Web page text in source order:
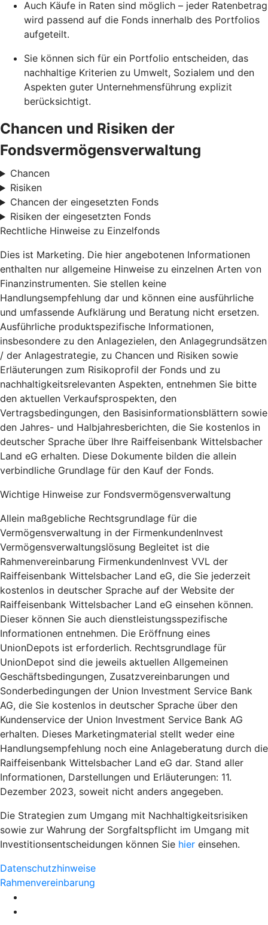
Auch Käufe in Raten sind möglich – jeder Ratenbetrag
wird passend auf die Fonds innerhalb des Portfolios
aufgeteilt.
Sie können sich für ein Portfolio entscheiden, das
nachhaltige Kriterien zu Umwelt, Sozialem und den
Aspekten guter Unternehmensführung explizit
berücksichtigt.
Chancen und Risiken der
Fondsvermögensverwaltung
Chancen
Risiken
Chancen der eingesetzten Fonds
Risiken der eingesetzten Fonds
Rechtliche Hinweise zu Einzelfonds
Dies ist Marketing. Die hier angebotenen Informationen
enthalten nur allgemeine Hinweise zu einzelnen Arten von
Finanzinstrumenten. Sie stellen keine
Handlungsempfehlung dar und können eine ausführliche
und umfassende Aufklärung und Beratung nicht ersetzen.
Ausführliche produktspezifische Informationen,
insbesondere zu den Anlagezielen, den Anlagegrundsätzen
/ der Anlagestrategie, zu Chancen und Risiken sowie
Erläuterungen zum Risikoprofil der Fonds und zu
nachhaltigkeitsrelevanten Aspekten, entnehmen Sie bitte
den aktuellen Verkaufsprospekten, den
Vertragsbedingungen, den Basisinformationsblättern sowie
den Jahres- und Halbjahresberichten, die Sie kostenlos in
deutscher Sprache über Ihre Raiffeisenbank Wittelsbacher
Land eG erhalten. Diese Dokumente bilden die allein
verbindliche Grundlage für den Kauf der Fonds.
Wichtige Hinweise zur Fondsvermögensverwaltung
Allein maßgebliche Rechtsgrundlage für die
Vermögensverwaltung in der FirmenkundenInvest
Vermögensverwaltungslösung Begleitet ist die
Rahmenvereinbarung FirmenkundenInvest VVL der
Raiffeisenbank Wittelsbacher Land eG, die Sie jederzeit
kostenlos in deutscher Sprache auf der Website der
Raiffeisenbank Wittelsbacher Land eG einsehen können.
Dieser können Sie auch dienstleistungsspezifische
Informationen entnehmen. Die Eröffnung eines
UnionDepots ist erforderlich. Rechtsgrundlage für
UnionDepot sind die jeweils aktuellen Allgemeinen
Geschäftsbedingungen, Zusatzvereinbarungen und
Sonderbedingungen der Union Investment Service Bank
AG, die Sie kostenlos in deutscher Sprache über den
Kundenservice der Union Investment Service Bank AG
erhalten. Dieses Marketingmaterial stellt weder eine
Handlungsempfehlung noch eine Anlageberatung durch die
Raiffeisenbank Wittelsbacher Land eG dar. Stand aller
Informationen, Darstellungen und Erläuterungen: 11.
Dezember 2023, soweit nicht anders angegeben.
Die Strategien zum Umgang mit Nachhaltigkeitsrisiken
sowie zur Wahrung der Sorgfaltspflicht im Umgang mit
Investitionsentscheidungen können Sie hier einsehen.
Datenschutzhinweise
Rahmenvereinbarung